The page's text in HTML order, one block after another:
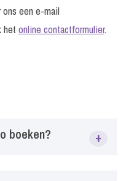
ons een e-mail
het online contactformulier.
boeken? +